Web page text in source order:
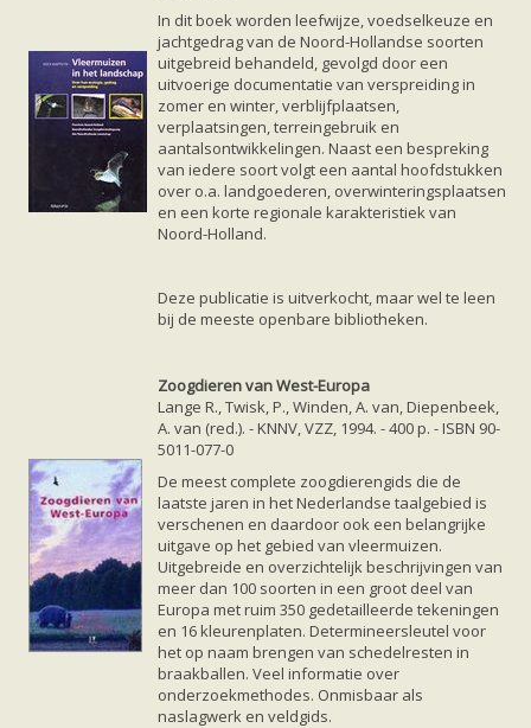
In dit boek worden leefwijze, voedselkeuze en
jachtgedrag van de Noord-Hollandse soorten
uitgebreid behandeld, gevolgd door een
uitvoerige documentatie van verspreiding in
zomer en winter, verblijfplaatsen,
verplaatsingen, terreingebruik en
aantalsontwikkelingen. Naast een bespreking
van iedere soort volgt een aantal hoofdstukken
over o.a. landgoederen, overwinteringsplaatsen
en een korte regionale karakteristiek van
Noord-Holland.
Deze publicatie is uitverkocht, maar wel te leen
bij de meeste openbare bibliotheken.
Zoogdieren van West-Europa
Lange R., Twisk, P., Winden, A. van, Diepenbeek,
A. van (red.). - KNNV, VZZ, 1994. - 400 p. - ISBN 90-
5011-077-0
De meest complete zoogdierengids die de
laatste jaren in het Nederlandse taalgebied is
verschenen en daardoor ook een belangrijke
uitgave op het gebied van vleermuizen.
Uitgebreide en overzichtelijk beschrijvingen van
meer dan 100 soorten in een groot deel van
Europa met ruim 350 gedetailleerde tekeningen
en 16 kleurenplaten. Determineersleutel voor
het op naam brengen van schedelresten in
braakballen. Veel informatie over
onderzoekmethodes. Onmisbaar als
naslagwerk en veldgids.